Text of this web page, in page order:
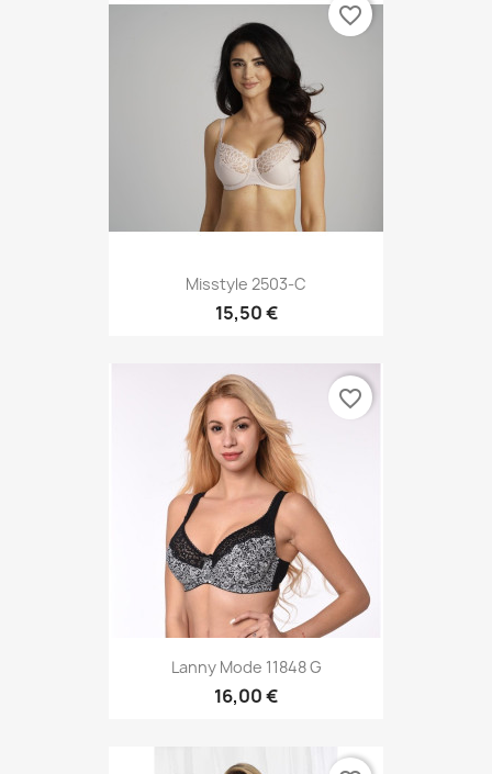
Misstyle 2503-C
15,50 €
favorite_border
Lanny Mode 11848 G
16,00 €
favorite_border